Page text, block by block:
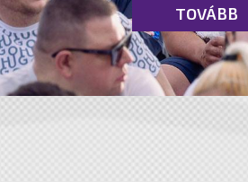
TOVÁBB